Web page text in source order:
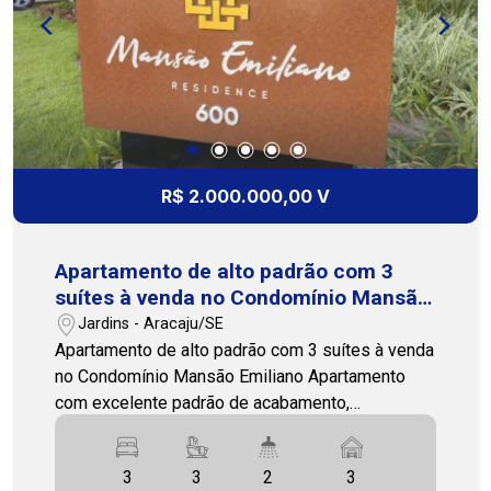
(79)3231-1010 - Cohab Premium Imobiliária
R$ 2.000.000,00 V
Apartamento de alto padrão com 3
suítes à venda no Condomínio Mansão
Emiliano
Jardins - Aracaju/SE
Apartamento de alto padrão com 3 suítes à venda
no Condomínio Mansão Emiliano Apartamento
com excelente padrão de acabamento,
oferecendo conforto, sofisticação e ambientes
bem distribuídos. O imóvel conta com 3 quartos,
sendo 3 suítes, além de 2 banheiros sociais.
3 3 2 3